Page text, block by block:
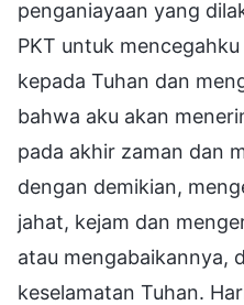
penganiayaan yang
PKT untuk
kepada Tuhan dan
bahwa aku akan
pada akhir zaman dan
dengan demikian,
jahat, kejam dan
atau mengabaikannya,
keselamatan Tuhan.